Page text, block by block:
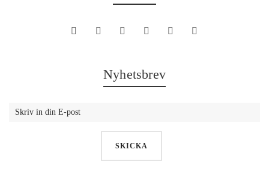
Nyhetsbrev